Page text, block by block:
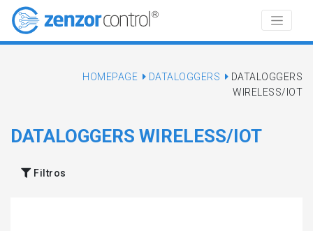
HOMEPAGE DATALOGGERS
DATALOGGERS
WIRELESS/IOT
DATALOGGERS WIRELESS/IOT
Filtros